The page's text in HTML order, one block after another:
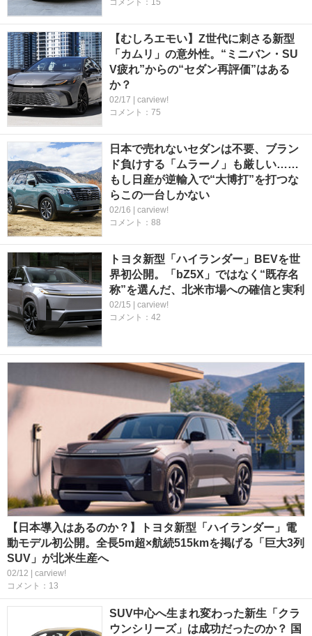
コメント：15
【むしろエモい】Z世代に刺さる新型
「カムリ」の意外性。“ミニバン・SU
V疲れ”からの“セダン再評価”はある
か？
02/17 | carview!
コメント：75
日本で売れないセダンは不要、ブラン
ド負けする「ムラーノ」も厳しい……
もし日産が逆輸入で“大博打”を打つな
らこの一台しかない
02/16 | carview!
コメント：88
トヨタ新型「ハイランダー」BEVを世
界初公開。「bZ5X」ではなく“既存名
称”を選んだ、北米市場への確信と実利
02/15 | carview!
コメント：42
【日本導入はあるのか？】トヨタ新型「ハイランダー」電
動モデル初公開。全長5m超×航続515kmを掲げる「巨大3列
SUV」が北米生産へ
02/12 | carview!
コメント：13
SUV中心へ生まれ変わった新生「クラ
ウンシリーズ」は成功だったのか？ 国